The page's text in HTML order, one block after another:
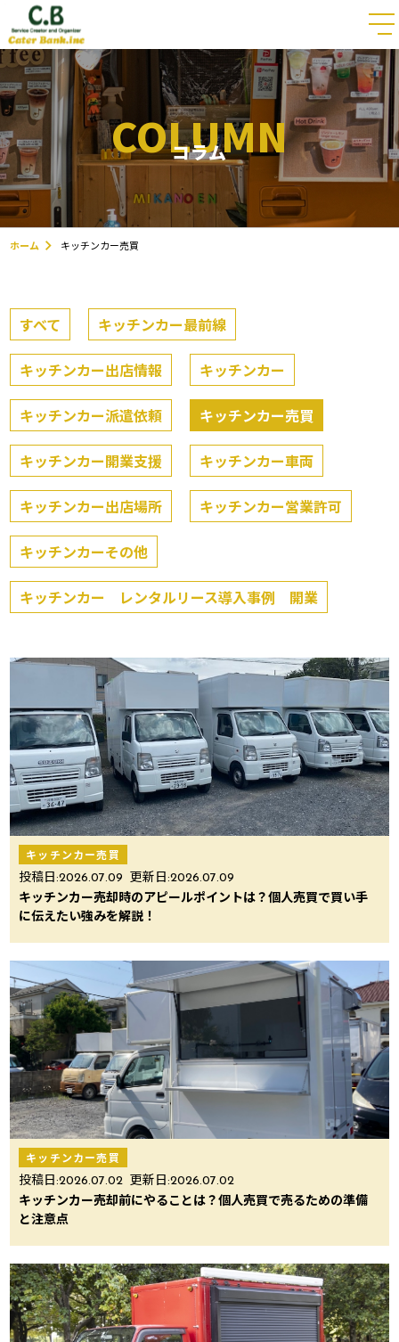
COLUMN
コラム
ホーム キッチンカー売買
すべて キッチンカー最前線
キッチンカー出店情報 キッチンカー
キッチンカー派遣依頼 キッチンカー売買
キッチンカー開業支援 キッチンカー車両
キッチンカー出店場所 キッチンカー営業許可
キッチンカーその他
キッチンカー レンタルリース導入事例 開業
キッチンカー売買
投稿日:2026.07.09 更新日:2026.07.09
キッチンカー売却時のアピールポイントは？個人売買で買い手
に伝えたい強みを解説！
キッチンカー売買
投稿日:2026.07.02 更新日:2026.07.02
キッチンカー売却前にやることは？個人売買で売るための準備
と注意点